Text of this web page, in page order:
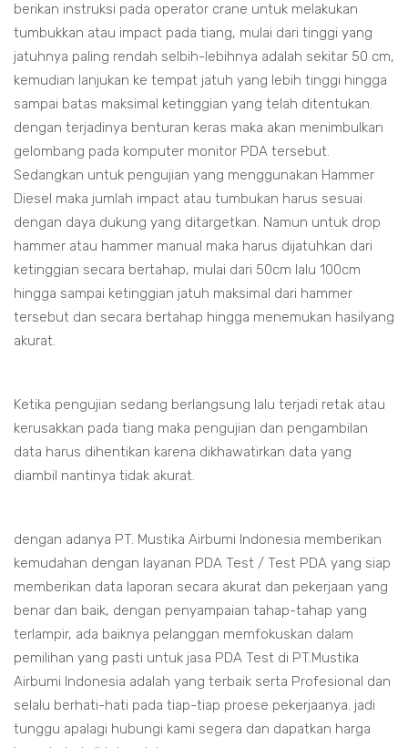
berikan instruksi pada operator crane untuk melakukan
tumbukkan atau impact pada tiang, mulai dari tinggi yang
jatuhnya paling rendah selbih-lebihnya adalah sekitar 50 cm,
kemudian lanjukan ke tempat jatuh yang lebih tinggi hingga
sampai batas maksimal ketinggian yang telah ditentukan.
dengan terjadinya benturan keras maka akan menimbulkan
gelombang pada komputer monitor PDA tersebut.
Sedangkan untuk pengujian yang menggunakan Hammer
Diesel maka jumlah impact atau tumbukan harus sesuai
dengan daya dukung yang ditargetkan. Namun untuk drop
hammer atau hammer manual maka harus dijatuhkan dari
ketinggian secara bertahap, mulai dari 50cm lalu 100cm
hingga sampai ketinggian jatuh maksimal dari hammer
tersebut dan secara bertahap hingga menemukan hasilyang
akurat.
Ketika pengujian sedang berlangsung lalu terjadi retak atau
kerusakkan pada tiang maka pengujian dan pengambilan
data harus dihentikan karena dikhawatirkan data yang
diambil nantinya tidak akurat.
dengan adanya PT. Mustika Airbumi Indonesia memberikan
kemudahan dengan layanan PDA Test / Test PDA yang siap
memberikan data laporan secara akurat dan pekerjaan yang
benar dan baik, dengan penyampaian tahap-tahap yang
terlampir, ada baiknya pelanggan memfokuskan dalam
pemilihan yang pasti untuk jasa PDA Test di PT.Mustika
Airbumi Indonesia adalah yang terbaik serta Profesional dan
selalu berhati-hati pada tiap-tiap proese pekerjaanya. jadi
tunggu apalagi hubungi kami segera dan dapatkan harga